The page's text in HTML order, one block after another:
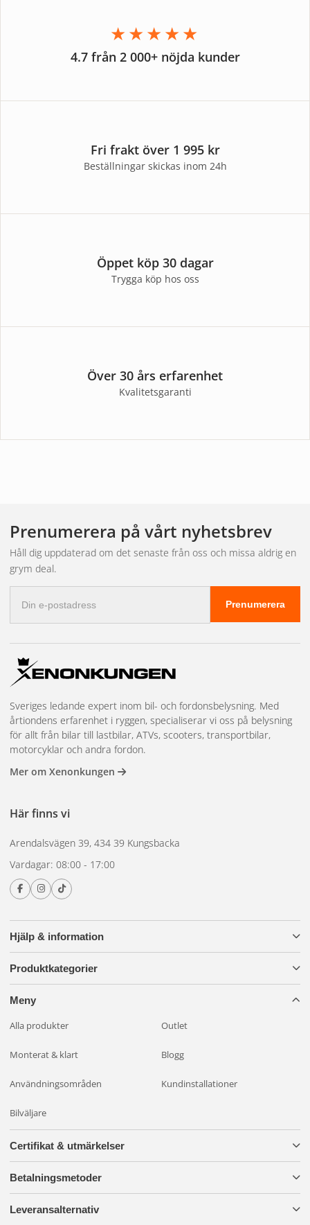
★★★★★
4.7 från 2 000+ nöjda kunder
Fri frakt över 1 995 kr
Beställningar skickas inom 24h
Öppet köp 30 dagar
Trygga köp hos oss
Över 30 års erfarenhet
Kvalitetsgaranti
Prenumerera på vårt nyhetsbrev
Håll dig uppdaterad om det senaste från oss och missa aldrig en
grym deal.
postadress
Prenumerera
Hjälp & information
Produktkategorier
Meny
Alla produkter Outlet
Monterat & klart Blogg
Användningsområden Kundinstallationer
Bilväljare
Sveriges ledande expert inom bil- och fordonsbelysning. Med
årtiondens erfarenhet i ryggen, specialiserar vi oss på belysning
för allt från bilar till lastbilar, ATVs, scooters, transportbilar,
motorcyklar och andra fordon.
Mer om Xenonkungen
Här finns vi
Arendalsvägen 39, 434 39 Kungsbacka
Vardagar: 08:00 - 17:00
Certifikat & utmärkelser
Betalningsmetoder
Leveransalternativ